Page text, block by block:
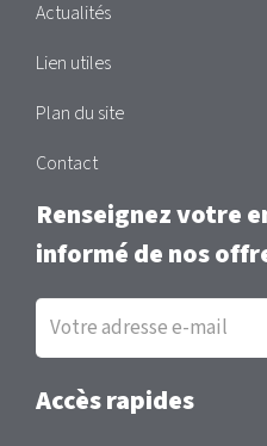
Actualités
Lien utiles
Plan du site
Contact
Renseignez votre
informé de nos
Inscription
la
newsletter
Accès rapides